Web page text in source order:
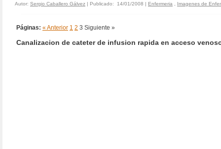
Autor: Sergio Caballero Gálvez | Publicado: 14/01/2008 | Enfermeria Imagenes de
Páginas: « Anterior 1 2 3 Siguiente »
Canalizacion de cateter de infusion rapida en acceso